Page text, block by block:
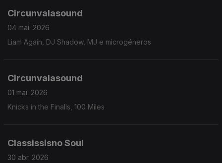
Circunvalasound
04 mai. 2026
Liam Again, DJ Shadow, MJ e microgéneros
Circunvalasound
01 mai. 2026
Knicks in the Finalls, 100 Miles
Classissisno Soul
30 abr. 2026